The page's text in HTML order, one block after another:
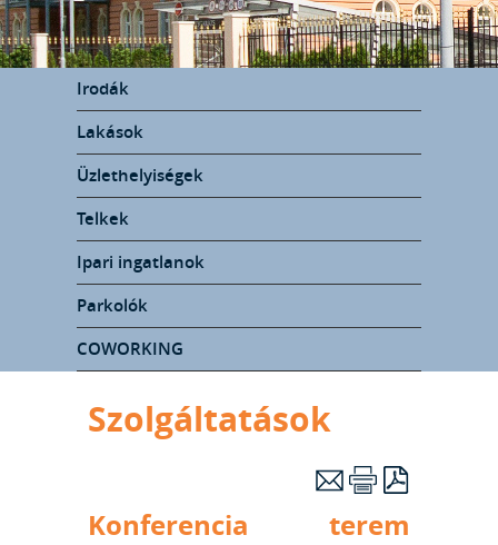
Irodák
Lakások
Üzlethelyiségek
Telkek
Ipari ingatlanok
Parkolók
COWORKING
Szolgáltatások
Konferencia terem